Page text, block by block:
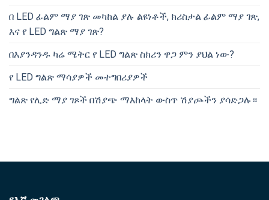
በ LED ፊልም ማያ ገጽ መካከል ያሉ ልዩነቶች, ክሪስታል ፊልም ማያ ገጽ,
እና የ LED ግልጽ ማያ ገጽ?
በእያንዳንዱ ካሬ ሜትር የ LED ግልጽ ስክሪን ዋጋ ምን ያህል ነው?
የ LED ግልጽ ማሳያዎች መተግበሪያዎች
ግልጽ የሊድ ማያ ገጾች በሽያጭ ማእከላት ውስጥ ሽያጮችን ያሳድጋሉ።